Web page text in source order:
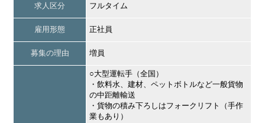
求人区分 フルタイム
雇用形態 正社員
募集の理由 増員
○大型運転手（全国）
・飲料水、建材、ペットボトルなど一般貨物
の中距離輸送
・貨物の積み下ろしはフォークリフト（手作
業もあり）